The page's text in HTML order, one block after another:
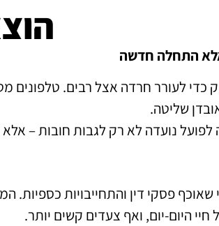
התחלה חדשה
לעורר חרדה אצל רבים. טלפונים
שליטה.
נועדה לא רק לגבות חובות –
פסקי דין והתחייבויות
היום-יום, ואף צעדים קשים יותר.